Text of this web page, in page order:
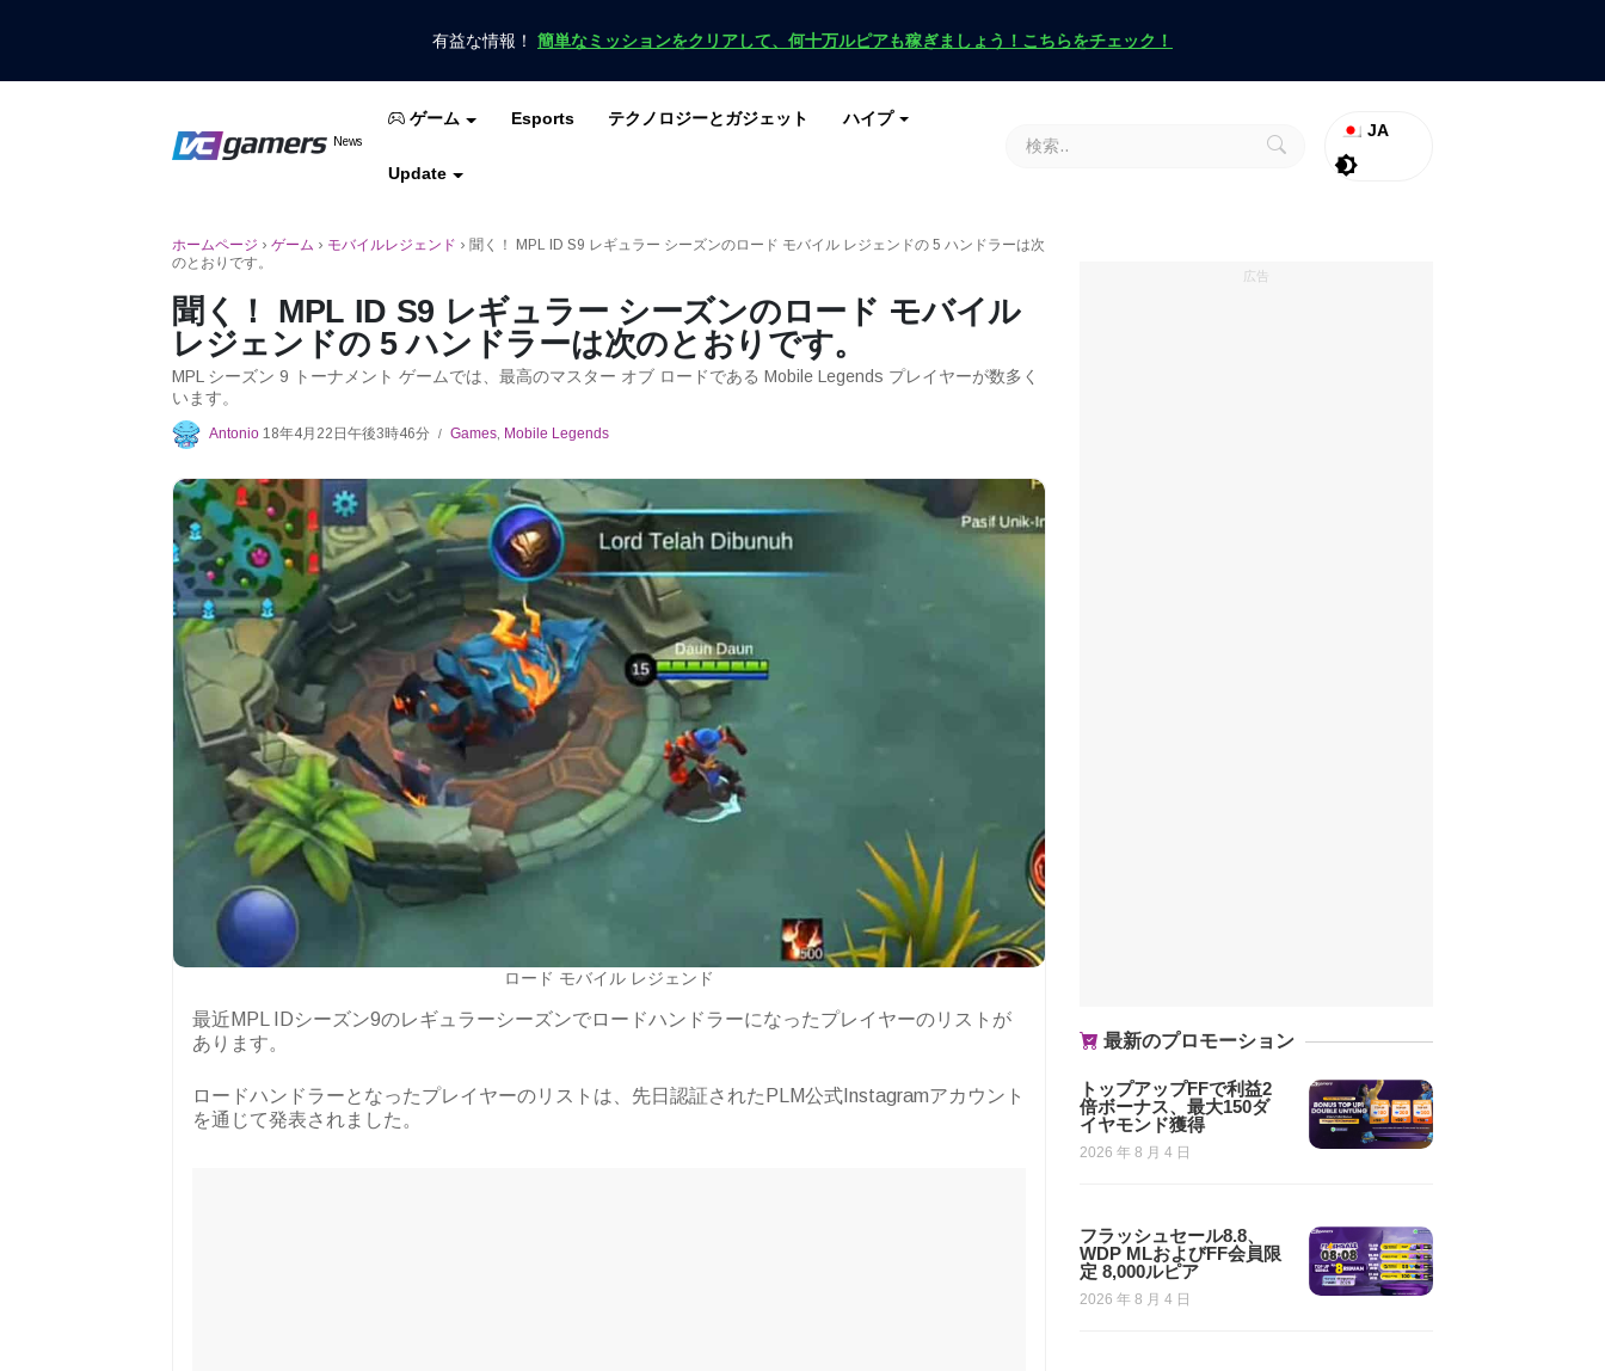
有益な情報！ 簡単なミッションをクリアして、何十万ルピアも稼ぎましょう！こちらをチェック！
VCGamers ニュース
News
VCGamersだけで最新のゲームニュースを入手
ゲーム Esports テクノロジーとガジェット ハイプ
Update
JA
フリーファイア ヴァロラント
ホームページ › ゲーム › モバイルレジェンド › 聞く！ MPL ID S9 レギュラー シーズンのロード モバイル レジェンドの 5 ハンドラーは次
のとおりです。
聞く！ MPL ID S9 レギュラー シーズンのロード モバイル
レジェンドの 5 ハンドラーは次のとおりです。
MPL シーズン 9 トーナメント ゲームでは、最高のマスター オブ ロードである Mobile Legends プレイヤーが数多く
います。
Antonio 18年4月22日午後3時46分 / Games, Mobile Legends
ロード モバイル レジェンド
最近MPL IDシーズン9のレギュラーシーズンでロードハンドラーになったプレイヤーのリストが
あります。
ロードハンドラーとなったプレイヤーのリストは、先日認証されたPLM公式Instagramアカウント
を通じて発表されました。
広告
最新のプロモーション
トップアップFFで利益2
倍ボーナス、最大150ダ
イヤモンド獲得
2026 年 8 月 4 日
フラッシュセール8.8、
WDP MLおよびFF会員限
定 8,000ルピア
2026 年 8 月 4 日